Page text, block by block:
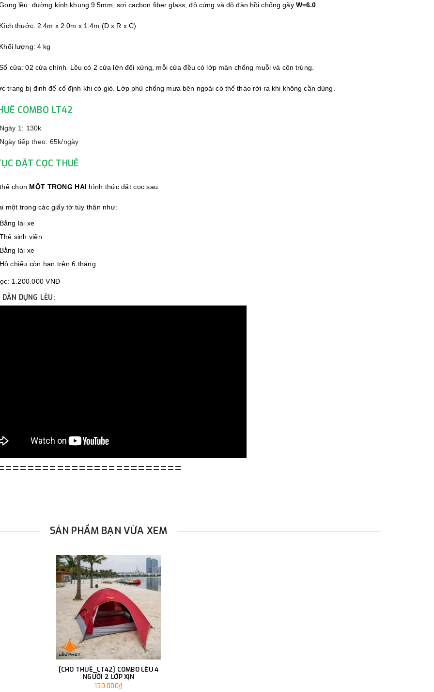
lều: đường kính khung 9.5mm, sợi cacbon fiber glass, độ cứng và độ đàn hồi chống gãy W=6.0
thước: 2.4m x 2.0m x 1.4m (D x R x C)
lượng: 4 kg
cửa: 02 cửa chính. Lều có 2 cửa lớn đối xứng, mỗi cửa đều có lớp màn chống muỗi và côn trùng.
trang bị đinh để cố định khi có gió. Lớp phủ chống mưa bên ngoài có thể tháo rời ra khi không cần dùng.
COMBO LT42
1 : 130k
tiếp theo: 65k/ngày
ĐẶT CỌC THUÊ
chọn MỘT TRONG HAI hình thức đặt cọc sau:
một trong các giấy tờ tùy thân như:
lái xe
sinh viên
lái xe
chiếu còn hạn trên 6 tháng
1.200.000 VNĐ
DẪN DỰNG LỀU:
SẢN PHẨM BẠN VỪA XEM
[CHO THUÊ_LT42] COMBO LỀU 4
NGƯỜI 2 LỚP XỊN
130.000₫